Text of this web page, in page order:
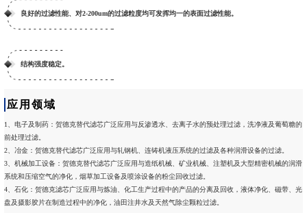
良好的过滤性能、对2-200um的过滤粒度均可发挥均一的表面过滤性能。
结构强度稳定。
应用领域
1、电子及制药：贺德克替代滤芯广泛应用与反渗透水、去离子水的预处理过滤，洗净液及葡萄糖的
前处理过滤。
2、冶金：贺德克替代滤芯广泛应用与轧钢机、连铸机液压系统的过滤及各种润滑设备的过滤。
3、机械加工设备：贺德克替代滤芯广泛应用与造纸机械、矿业机械、注塑机及大型精密机械的润滑
系统和压缩空气的净化，烟草加工设备及喷涂设备的粉尘回收过滤。
4、石化：贺德克滤芯广泛应用与炼油、化工生产过程中的产品的分离及回收，液体净化、磁带、光
盘及摄影胶片在制造过程中的净化，油田注井水及天然气除尘颗粒过滤。